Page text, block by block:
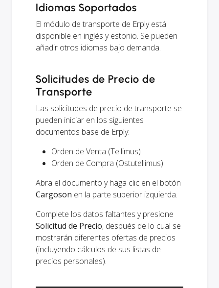
Idiomas Soportados
El módulo de transporte de Erply está
disponible en inglés y estonio. Se pueden
añadir otros idiomas bajo demanda.
Solicitudes de Precio de
Transporte
Las solicitudes de precio de transporte se
pueden iniciar en los siguientes
documentos base de Erply:
Orden de Venta (Tellimus)
Orden de Compra (Ostutellimus)
Abra el documento y haga clic en el botón
Cargoson en la parte superior izquierda.
Complete los datos faltantes y presione
Solicitud de Precio, después de lo cual se
mostrarán diferentes ofertas de precios
(incluyendo cálculos de sus listas de
precios personales).